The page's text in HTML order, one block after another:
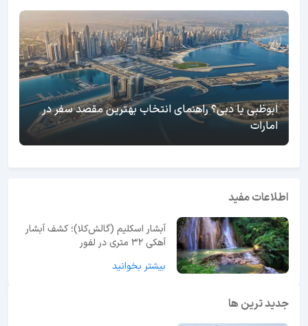
ابوظبی یا دبی؟ راهنمای انتخاب بهترین مقصد سفر در
امارات
اطلاعات مفید
آبشار اسکلیم (گالش‌کلا)؛ کشف آبشار
آهکی ۳۲ متری در لفور
بیشتر بخوانید
جدید ترین ها